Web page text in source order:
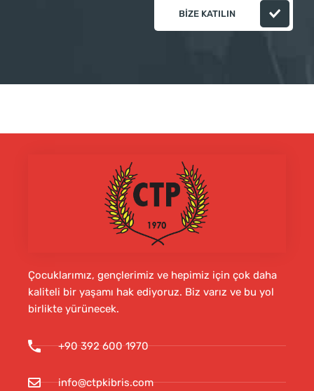
BIZE KATILIN
Çocuklarımız, gençlerimiz ve hepimiz için çok daha
kaliteli bir yaşamı hak ediyoruz. Biz varız ve bu yol
birlikte yürünecek.
+90 392 600 1970
info@ctpkibris.com